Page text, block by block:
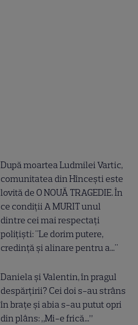
După moartea Ludmilei Vartic,
comunitatea din Hîncești este
lovită de O NOUĂ TRAGEDIE. În
ce condiții A MURIT unul
dintre cei mai respectați
polițiști: "Le dorim putere,
credință și alinare pentru a..."
Daniela și Valentin, în pragul
despărțirii? Cei doi s-au strâns
în brațe și abia s-au putut opri
din plâns: „Mi-e frică...”